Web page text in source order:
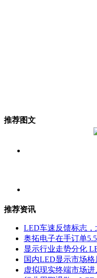
推荐图文
推荐资讯
LED车速反馈标志
奥拓电子在手订单
显示行业走势分化
国内LED显示市场
虚拟现实终端市场